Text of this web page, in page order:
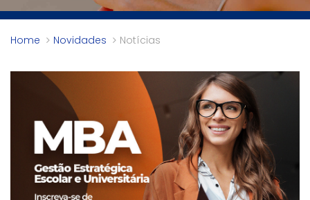
Home Novidades Notícias